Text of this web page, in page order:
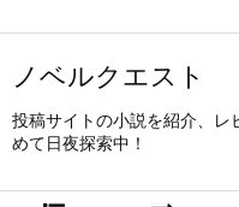
ノベルクエスト
投稿サイトの小説を紹介、レ
めて日夜探索中！